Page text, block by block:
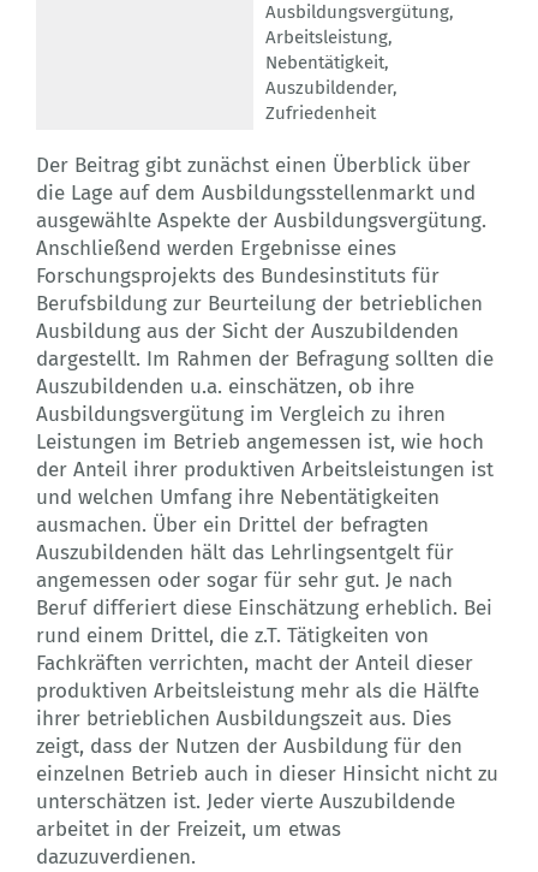
Ausbildungsvergütung,
Arbeitsleistung,
Nebentätigkeit,
Auszubildender,
Zufriedenheit
Der Beitrag gibt zunächst einen Überblick über
die Lage auf dem Ausbildungsstellenmarkt und
ausgewählte Aspekte der Ausbildungsvergütung.
Anschließend werden Ergebnisse eines
Forschungsprojekts des Bundesinstituts für
Berufsbildung zur Beurteilung der betrieblichen
Ausbildung aus der Sicht der Auszubildenden
dargestellt. Im Rahmen der Befragung sollten die
Auszubildenden u.a. einschätzen, ob ihre
Ausbildungsvergütung im Vergleich zu ihren
Leistungen im Betrieb angemessen ist, wie hoch
der Anteil ihrer produktiven Arbeitsleistungen ist
und welchen Umfang ihre Nebentätigkeiten
ausmachen. Über ein Drittel der befragten
Auszubildenden hält das Lehrlingsentgelt für
angemessen oder sogar für sehr gut. Je nach
Beruf differiert diese Einschätzung erheblich. Bei
rund einem Drittel, die z.T. Tätigkeiten von
Fachkräften verrichten, macht der Anteil dieser
produktiven Arbeitsleistung mehr als die Hälfte
ihrer betrieblichen Ausbildungszeit aus. Dies
zeigt, dass der Nutzen der Ausbildung für den
einzelnen Betrieb auch in dieser Hinsicht nicht zu
unterschätzen ist. Jeder vierte Auszubildende
arbeitet in der Freizeit, um etwas
dazuzuverdienen.